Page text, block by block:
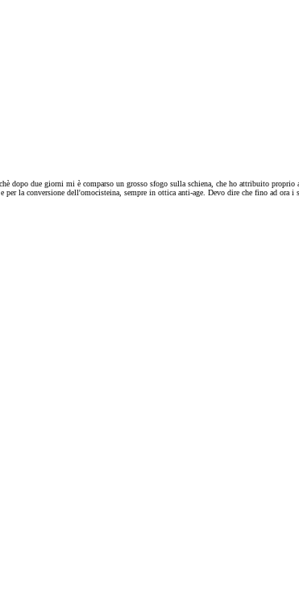
due giorni mi è comparso un grosso sfogo sulla schiena, che ho attribuito proprio
la conversione dell'omocisteina, sempre in ottica anti-age. Devo dire che fino ad ora